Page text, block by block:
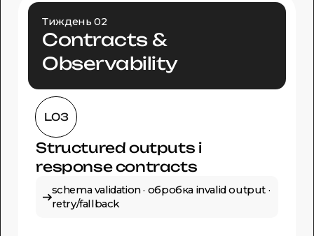
Тиждень 02
Contracts &
Observability
L03
Structured outputs і
response contracts
schema validation · обробка invalid output ·
retry/fallback